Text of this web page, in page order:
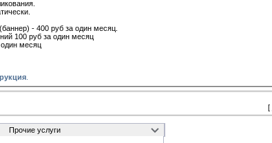
- 400 руб за один месяц.
100 руб за один месяц
один месяц
[